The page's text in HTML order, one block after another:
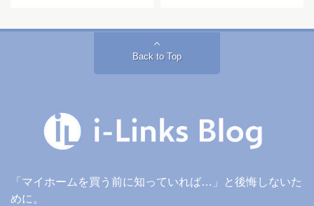
Back to Top
「マイホームを買う前に知っていれば…」と後悔しないた
めに。